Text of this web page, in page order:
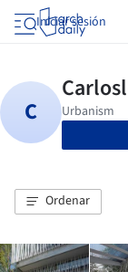
Iniciar sesión
Ordenar